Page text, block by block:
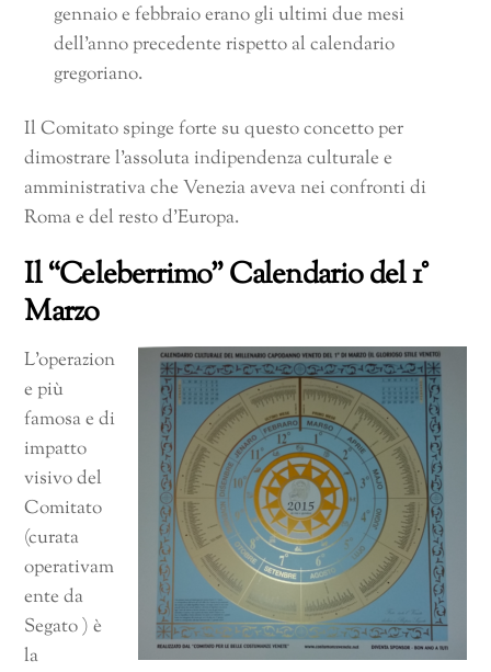
gennaio e febbraio erano gli ultimi due mesi
dell’anno precedente rispetto al calendario
gregoriano.
Il Comitato spinge forte su questo concetto per
dimostrare l’assoluta indipendenza culturale e
amministrativa che Venezia aveva nei confronti di
Roma e del resto d’Europa.
Il “Celeberrimo” Calendario del 1°
Marzo
L’operazion
e più
famosa e di
impatto
visivo del
Comitato
(curata
operativam
ente da
Segato ) è
la